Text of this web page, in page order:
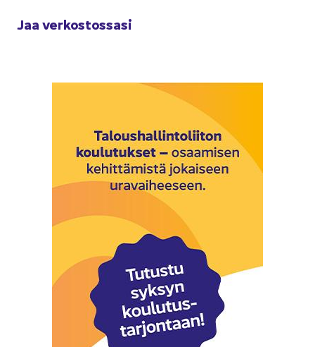
Jaa ver­kos­tos­sa­si